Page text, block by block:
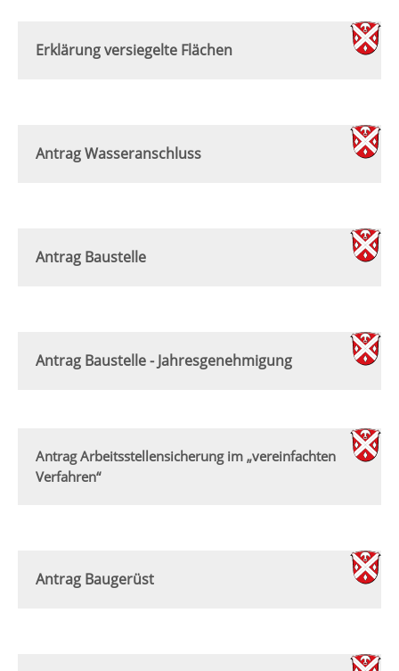
Erklärung versiegelte Flächen
Antrag Wasseranschluss
Antrag Baustelle
Antrag Baustelle - Jahresgenehmigung
Antrag Arbeitsstellensicherung im „vereinfachten
Verfahren“
Antrag Baugerüst